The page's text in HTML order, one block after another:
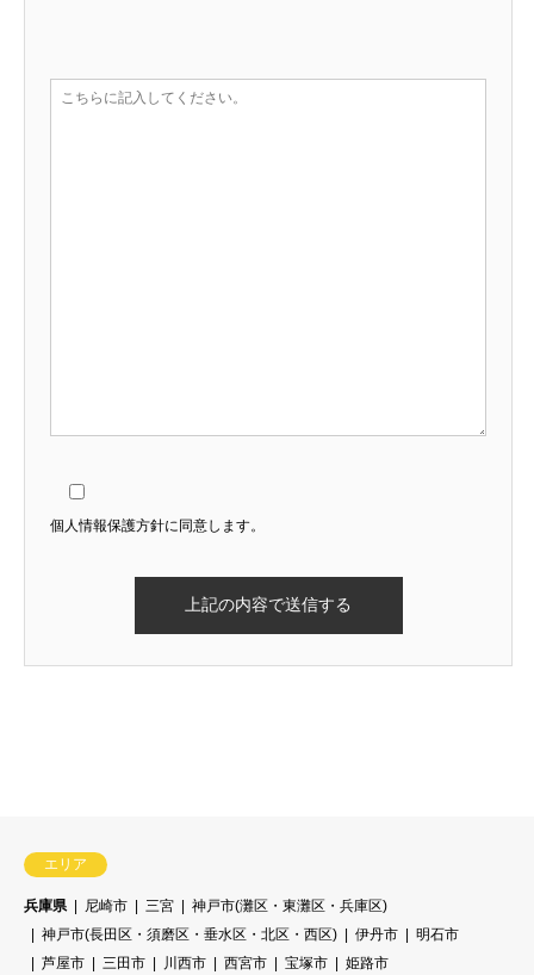
個人情報保護方針に同意します。
エリア
兵庫県 尼崎市 三宮
神戸市(灘区・東灘区・兵庫区)
神戸市(長田区・須磨区・垂水区・北区・西区)
伊丹市
明石市
芦屋市
三田市 川西市 西宮市 宝塚市
姫路市